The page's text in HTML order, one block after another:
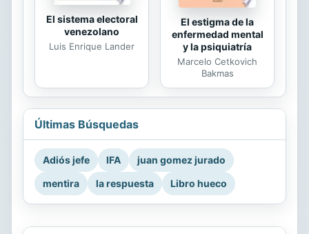
El sistema electoral
venezolano
Luis Enrique Lander
El estigma de la
enfermedad mental
y la psiquiatría
Marcelo Cetkovich
Bakmas
Últimas Búsquedas
Adiós jefe IFA
juan gomez jurado
mentira
la respuesta Libro hueco